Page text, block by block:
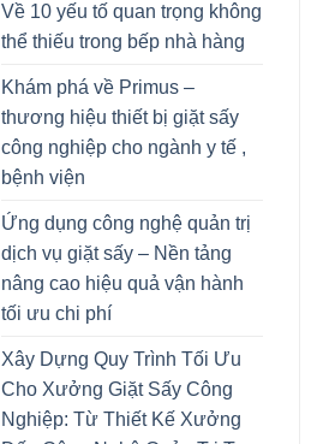
Về 10 yếu tố quan trọng không
thể thiếu trong bếp nhà hàng
Khám phá về Primus –
thương hiệu thiết bị giặt sấy
công nghiệp cho ngành y tế ,
bệnh viện
Ứng dụng công nghệ quản trị
dịch vụ giặt sấy – Nền tảng
nâng cao hiệu quả vận hành
tối ưu chi phí
Xây Dựng Quy Trình Tối Ưu
Cho Xưởng Giặt Sấy Công
Nghiệp: Từ Thiết Kế Xưởng